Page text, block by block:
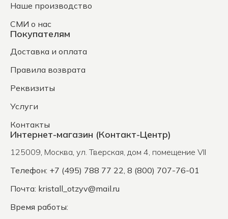
Наше производство
СМИ о нас
Покупателям
Доставка и оплата
Правила возврата
Реквизиты
Услуги
Контакты
Интернет-магазин (Контакт-Центр)
125009, Москва, ул. Тверская, дом 4, помещение VII
Телефон: +7 (495) 788 77 22, 8 (800) 707-76-01
Почта: kristall_otzyv@mail.ru
Время работы: